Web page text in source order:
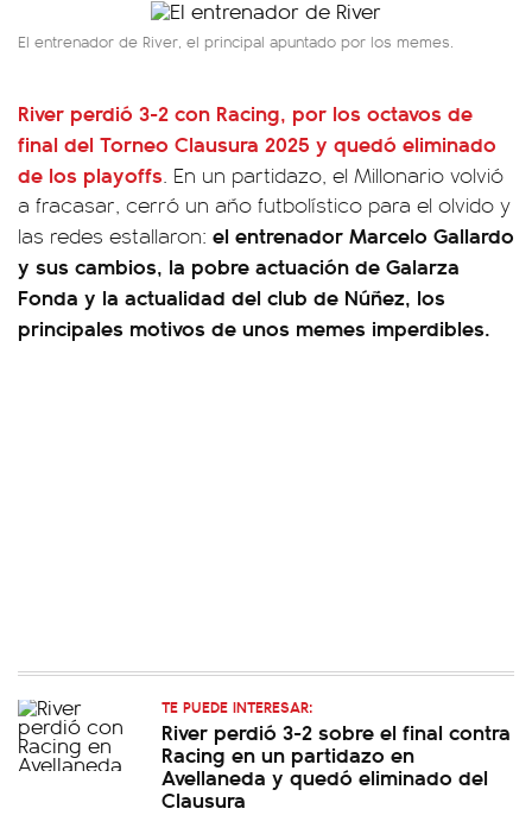
El entrenador de River, el principal apuntado por los memes.
River perdió 3-2 con Racing, por los octavos de
final del Torneo Clausura 2025 y quedó eliminado
de los playoffs. En un partidazo, el Millonario volvió
a fracasar, cerró un año futbolístico para el olvido y
las redes estallaron: el entrenador Marcelo Gallardo
y sus cambios, la pobre actuación de Galarza
Fonda y la actualidad del club de Núñez, los
principales motivos de unos memes imperdibles.
TE PUEDE INTERESAR:
River perdió 3-2 sobre el final contra
Racing en un partidazo en
Avellaneda y quedó eliminado del
Clausura